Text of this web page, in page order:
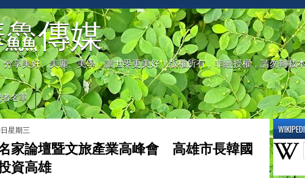
傳媒
享美好、美麗、美學，讓世界更美好！版權所有，非經授權，請勿轉載
名單
星期三
家論壇暨文旅產業高峰會 高雄市長韓國
資高雄